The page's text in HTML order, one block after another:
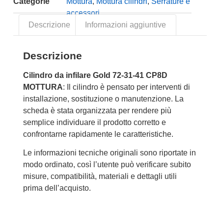
accessori
Descrizione
Informazioni aggiuntive
Descrizione
Cilindro da infilare Gold 72-31-41 CP8D
MOTTURA: Il cilindro è pensato per interventi di
installazione, sostituzione o manutenzione. La
scheda è stata organizzata per rendere più
semplice individuare il prodotto corretto e
confrontarne rapidamente le caratteristiche.
Le informazioni tecniche originali sono riportate in
modo ordinato, così l’utente può verificare subito
misure, compatibilità, materiali e dettagli utili
prima dell’acquisto.